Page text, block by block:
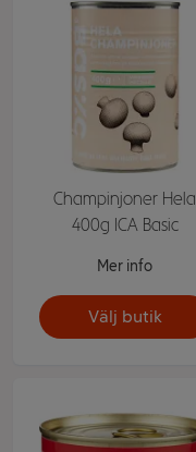
Champinjoner Hela
400g ICA Basic
Mer info
Välj butik